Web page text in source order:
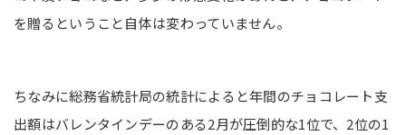
を贈るということ自体は変わっていません。
ちなみに総務省統計局の統計によると年間のチョコレート支
出額はバレンタインデーのある2月が圧倒的な1位で、2位の1